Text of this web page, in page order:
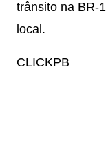
trânsito na BR-
local.
CLICKPB